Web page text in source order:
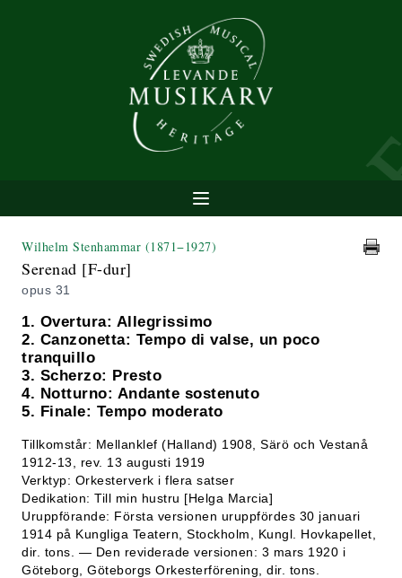
Wilhelm Stenhammar (1871−1927)
Serenad [F-dur]
opus 31
1. Overtura: Allegrissimo
2. Canzonetta: Tempo di valse, un poco
tranquillo
3. Scherzo: Presto
4. Notturno: Andante sostenuto
5. Finale: Tempo moderato
Tillkomstår: Mellanklef (Halland) 1908, Särö och Vestanå
1912-13, rev. 13 augusti 1919
Verktyp: Orkesterverk i flera satser
Dedikation: Till min hustru [Helga Marcia]
Uruppförande: Första versionen uruppfördes 30 januari
1914 på Kungliga Teatern, Stockholm, Kungl. Hovkapellet,
dir. tons. — Den reviderade versionen: 3 mars 1920 i
Göteborg, Göteborgs Orkesterförening, dir. tons.